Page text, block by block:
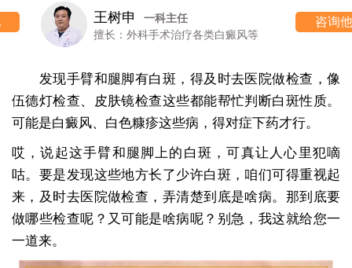
王树申
一科主任
擅长：外科手术治疗各类白癜风等
咨询他
发现手臂和腿脚有白斑，得及时去医院做检查，像
伍德灯检查、皮肤镜检查这些都能帮忙判断白斑性质。
可能是白癜风、白色糠疹这些病，得对症下药才行。
哎，说起这手臂和腿脚上的白斑，可真让人心里犯嘀
咕。要是发现这些地方长了少许白斑，咱们可得重视起
来，及时去医院做检查，弄清楚到底是啥病。那到底要
做哪些检查呢？又可能是啥病呢？别急，我这就给您一
一道来。